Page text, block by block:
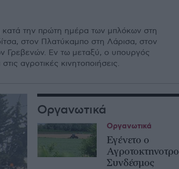
κατά την πρώτη ημέρα των μπλόκων στη
στον Πλατύκαμπο στη Λάρισα, στον
Γρεβενών. Εν τω μεταξύ, ο υπουργός
αγροτικές κινητοποιήσεις.
Οργανωτικά
Εγένετο ο
Συνδέσμος
Οργανωτικά